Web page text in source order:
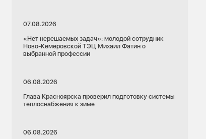
07.08.2026
«Нет нерешаемых задач»: молодой сотрудник
Ново-Кемеровской ТЭЦ Михаил Фатин о
выбранной профессии
06.08.2026
Глава Красноярска проверил подготовку системы
теплоснабжения к зиме
06.08.2026